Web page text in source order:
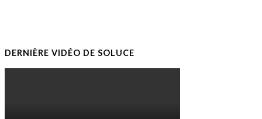
DERNIÈRE VIDÉO DE SOLUCE